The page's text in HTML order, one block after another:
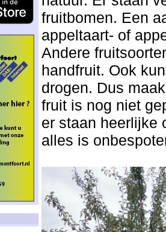
fruitbomen. Een
appeltaart- of
Andere
handfruit. Ook
drogen. Dus
fruit is nog niet
er staan heerlijke
alles is